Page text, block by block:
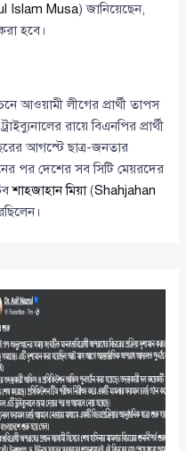
Islam Musa) জানিয়েছেন,
হবে।
আওয়ামী লীগের প্রার্থী তাপস
রায়ে বিএনপির প্রার্থী
আগস্টে ছাত্র-জনতার
পর দেশের সব সিটি মেয়রদের
শাহজাহান মিয়া(Shahjahan